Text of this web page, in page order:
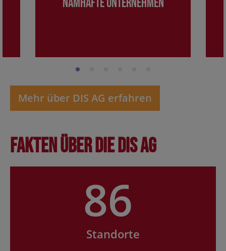
Namhafte Unternehmen
Mehr über DIS AG erfahren
Fakten über die DIS AG
86
Standorte